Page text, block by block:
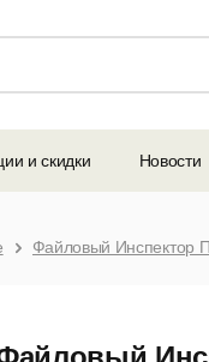
и скидки Новости
Файловый Инспектор